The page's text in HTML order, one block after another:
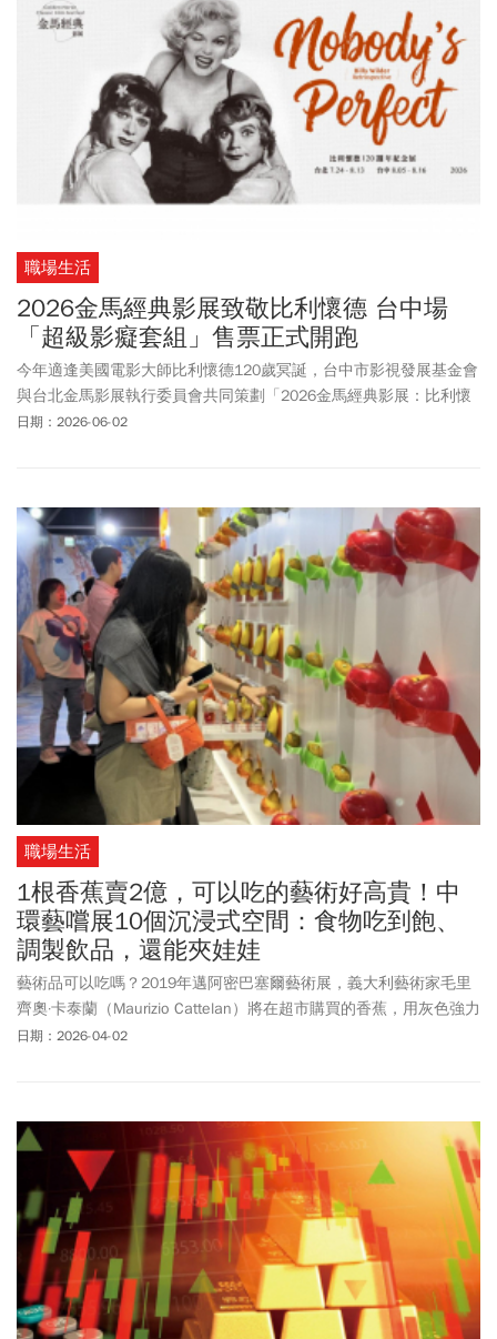
職場生活
2026金馬經典影展致敬比利懷德 台中場
「超級影癡套組」售票正式開跑
今年適逢美國電影大師比利懷德120歲冥誕，台中市影視發展基金會
與台北金馬影展執行委員會共同策劃「2026金馬經典影展：比利懷
德120周年紀念展」台中場，將於8月5日（三）至8月16日（日）在
禮盒」，即日起限量開賣，數量有限，售完為止。
日期：2026-06-02
職場生活
1根香蕉賣2億，可以吃的藝術好高貴！中
環藝嚐展10個沉浸式空間：食物吃到飽、
調製飲品，還能夾娃娃
藝術品可以吃嗎？2019年邁阿密巴塞爾藝術展，義大利藝術家毛里
齊奧·卡泰蘭（Maurizio Cattelan）將在超市購買的香蕉，用灰色強力
膠帶貼在牆上，取名《
Art Fair），即日起至4 月 5 日在中環海濱活動空間舉辦。旅客進入
佔地近2萬平方呎的帳篷內，探索10個不同主題的沉浸式展廳。每間
展廳都搭配獨一無二的創意小食。空間的主題多元，以標誌性藝術
流派為靈感，包括印象派、超現實主義、現代主義至普普藝術。
日期：2026-04-02